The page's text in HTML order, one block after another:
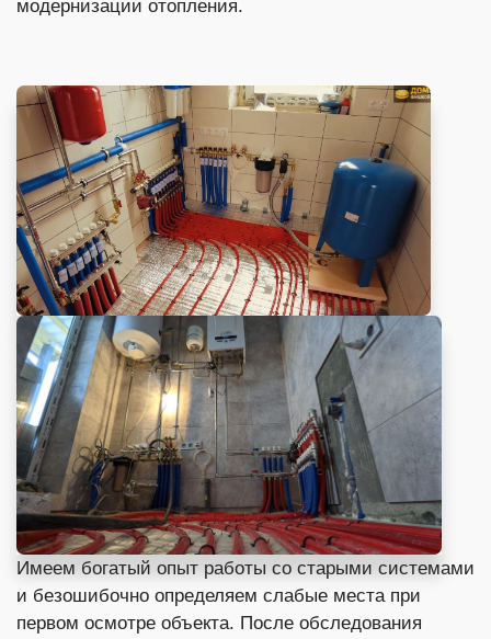
модернизации отопления.
Имеем богатый опыт работы со старыми системами
и безошибочно определяем слабые места при
первом осмотре объекта. После обследования